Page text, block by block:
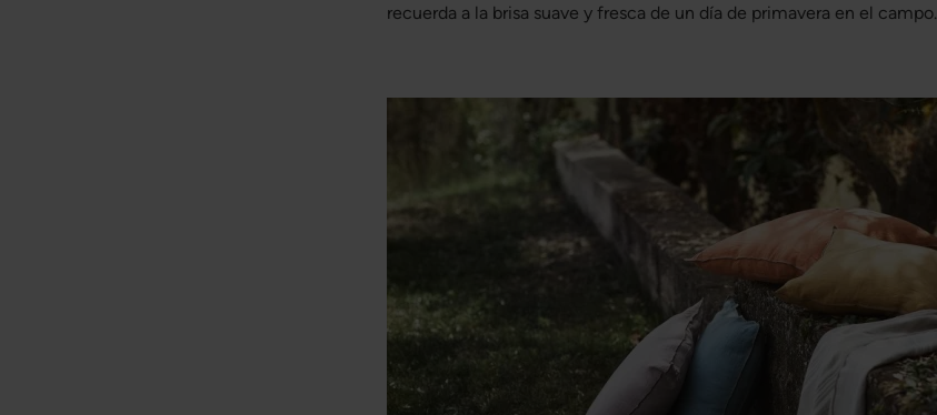
recuerda a la brisa suave y fresca de un día de primavera en el campo.